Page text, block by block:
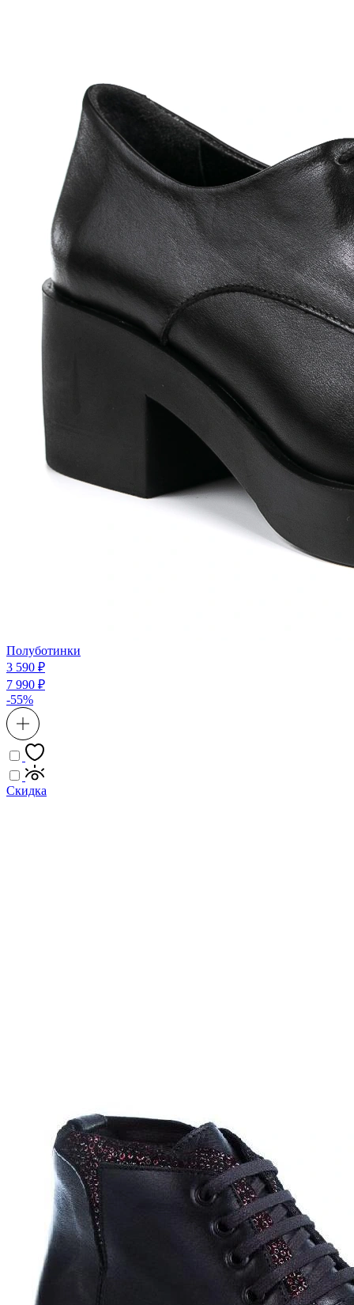
Полуботинки
3 590 ₽
7 990 ₽
-55%
Скидка